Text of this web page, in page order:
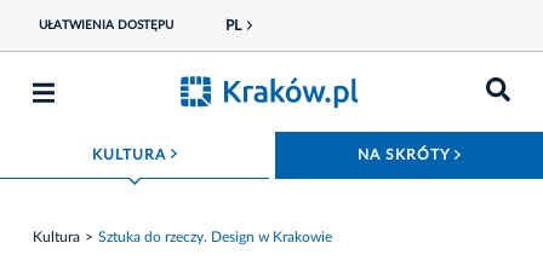
UŁATWIENIA DOSTĘPU PL
KULTURA ROZWIŃ MENU NA SKRÓTY
Kultura Sztuka do rzeczy. Design w Krakowie